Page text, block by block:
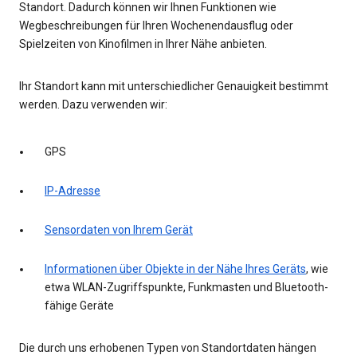
Standort. Dadurch können wir Ihnen Funktionen wie
Wegbeschreibungen für Ihren Wochenendausflug oder
Spielzeiten von Kinofilmen in Ihrer Nähe anbieten.
Ihr Standort kann mit unterschiedlicher Genauigkeit bestimmt
werden. Dazu verwenden wir:
GPS
IP-Adresse
Sensordaten von Ihrem Gerät
Informationen über Objekte in der Nähe Ihres Geräts, wie
etwa WLAN-Zugriffspunkte, Funkmasten und Bluetooth-
fähige Geräte
Die durch uns erhobenen Typen von Standortdaten hängen